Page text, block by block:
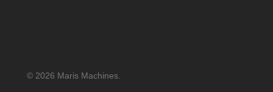
© 2026 Maris Machines.